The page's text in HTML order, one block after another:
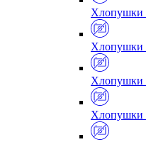
Хлопушки
Хлопушки
Хлопушки
Хлопушки